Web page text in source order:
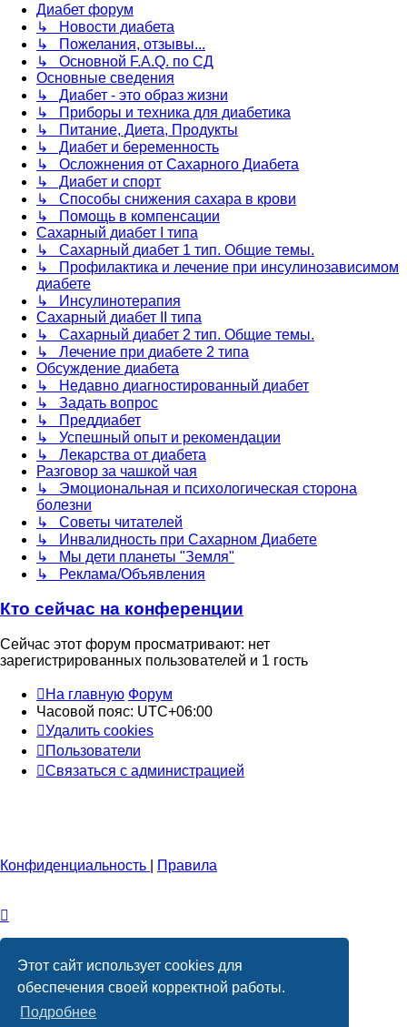
Этот сайт использует cookies для
обеспечения своей корректной работы.
Подробнее
Диабет форум
↳ Новости диабета
↳ Пожелания, отзывы...
↳ Основной F.A.Q. по СД
Основные сведения
↳ Диабет - это образ жизни
↳ Приборы и техника для диабетика
↳ Питание, Диета, Продукты
↳ Диабет и беременность
↳ Осложнения от Сахарного Диабета
↳ Диабет и спорт
↳ Способы снижения сахара в крови
↳ Помощь в компенсации
Сахарный диабет I типа
↳ Сахарный диабет 1 тип. Общие темы.
↳ Профилактика и лечение при инсулинозависимом
диабете
↳ Инсулинотерапия
Сахарный диабет II типа
↳ Сахарный диабет 2 тип. Общие темы.
↳ Лечение при диабете 2 типа
Обсуждение диабета
↳ Недавно диагностированный диабет
↳ Задать вопрос
↳ Преддиабет
↳ Успешный опыт и рекомендации
↳ Лекарства от диабета
Разговор за чашкой чая
↳ Эмоциональная и психологическая сторона
болезни
↳ Советы читателей
↳ Инвалидность при Сахарном Диабете
↳ Мы дети планеты "Земля"
↳ Реклама/Объявления
Кто сейчас на конференции
Сейчас этот форум просматривают: нет
зарегистрированных пользователей и 1 гость
На главную Форум
Часовой пояс: UTC+06:00
Удалить cookies
Пользователи
Связаться с администрацией
Конфиденциальность Правила
Реакции